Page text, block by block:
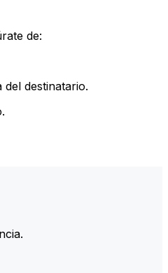
de:
destinatario.